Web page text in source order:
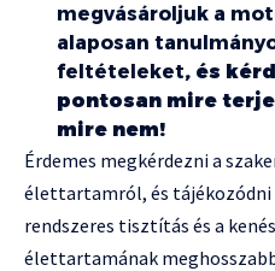
megvásároljuk a
alaposan
feltételeket, és
pontosan mire
mire nem!
Érdemes megkérdezni a
élettartamról, és tájékozódni
rendszeres tisztítás és a
élettartamának